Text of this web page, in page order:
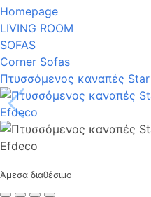
Homepage
LIVING ROOM
SOFAS
Corner Sofas
Πτυσσόμενος καναπές
Άμεσα διαθέσιμο